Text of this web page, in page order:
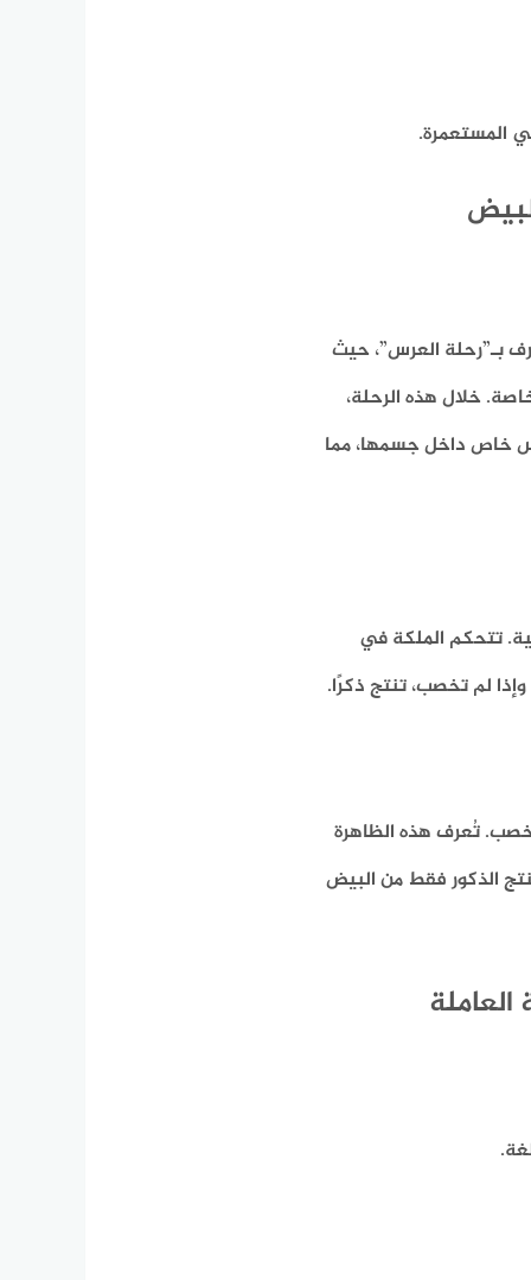
المستعمرة.
بـ”رحلة العرس”، حيث
خلال هذه الرحلة،
خاص داخل جسمها، مما
تتحكم الملكة في
لم تخصب، تنتج ذكرًا.
تُعرف هذه الظاهرة
الذكور فقط من البيض